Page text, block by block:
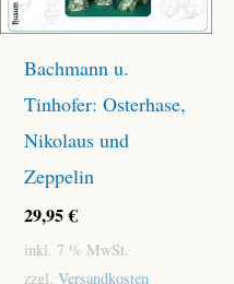
Bachmann u.
Tinhofer: Osterhase,
Nikolaus und
Zeppelin
29,95€
inkl. 7 % MwSt.
zzgl. Versandkosten